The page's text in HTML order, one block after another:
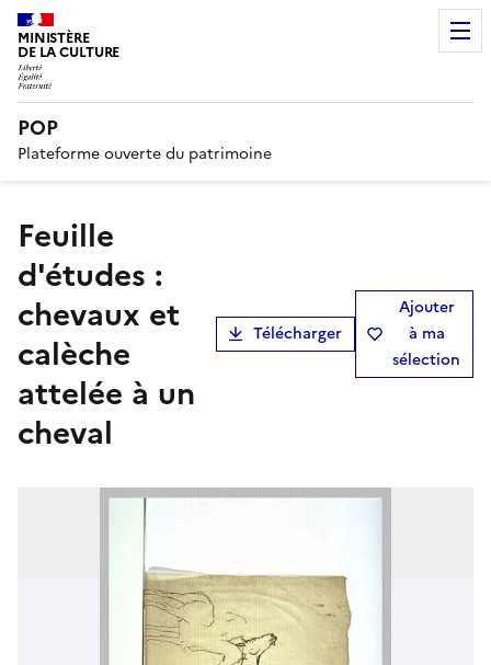
MINISTÈRE
DE LA CULTURE
POP
Plateforme ouverte du patrimoine
Feuille
d'études :
chevaux et
calèche
attelée à un
cheval
Télécharger
Ajouter
à ma
sélection